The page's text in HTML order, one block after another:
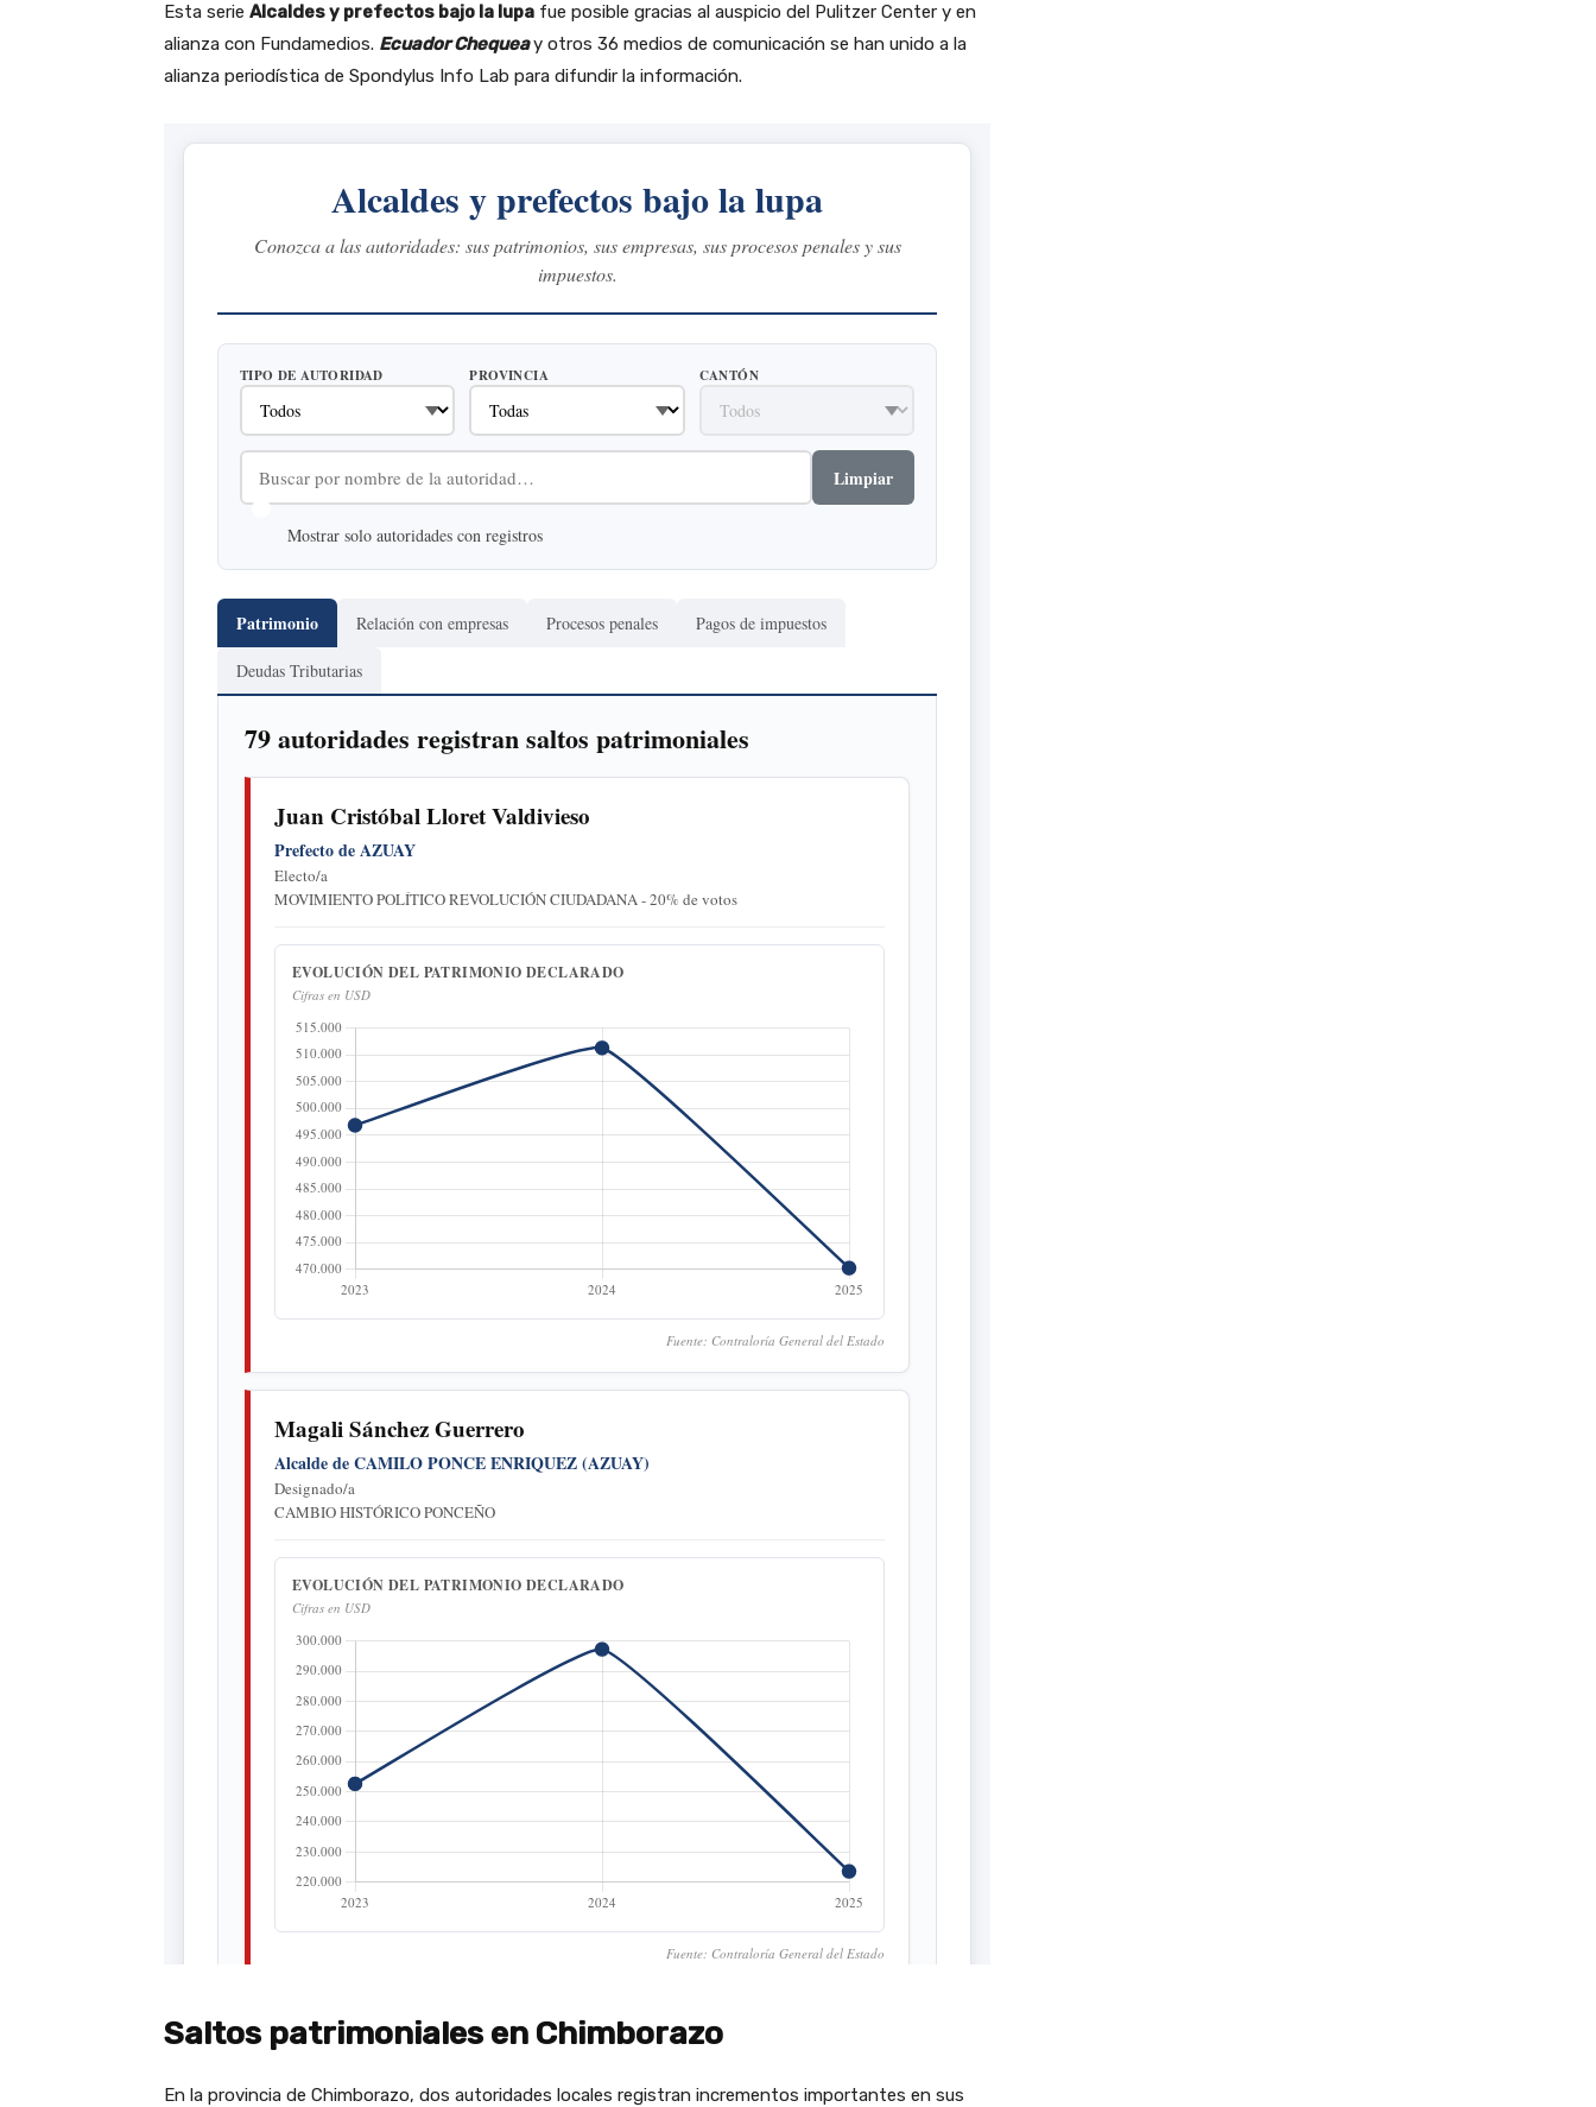
Esta serie Alcaldes y prefectos bajo la lupa fue posible gracias al auspicio del Pulitzer Center y en
alianza con Fundamedios. Ecuador Chequeay otros 36 medios de comunicación se han unido a la
alianza periodística de Spondylus Info Lab para difundir la información.
Saltos patrimoniales en Chimborazo
En la provincia de Chimborazo, dos autoridades locales registran incrementos importantes en sus